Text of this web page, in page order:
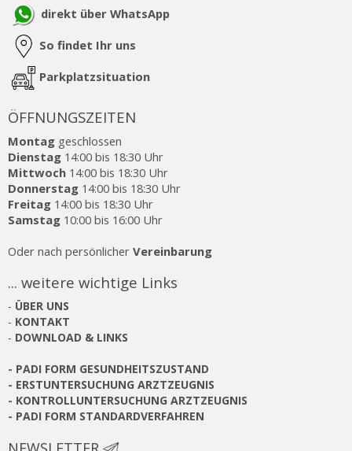
direkt über WhatsApp
So findet Ihr uns
Parkplatzsituation
ÖFFNUNGSZEITEN
Montag geschlossen
Dienstag 14:00 bis 18:30 Uhr
Mittwoch 14:00 bis 18:30 Uhr
Donnerstag 14:00 bis 18:30 Uhr
Freitag 14:00 bis 18:30 Uhr
Samstag 10:00 bis 16:00 Uhr
Oder nach persönlicher Vereinbarung
... weitere wichtige Links
- ÜBER UNS
- KONTAKT
- DOWNLOAD & LINKS
- PADI FORM GESUNDHEITSZUSTAND
- ERSTUNTERSUCHUNG ARZTZEUGNIS
- KONTROLLUNTERSUCHUNG ARZTZEUGNIS
- PADI FORM STANDARDVERFAHREN